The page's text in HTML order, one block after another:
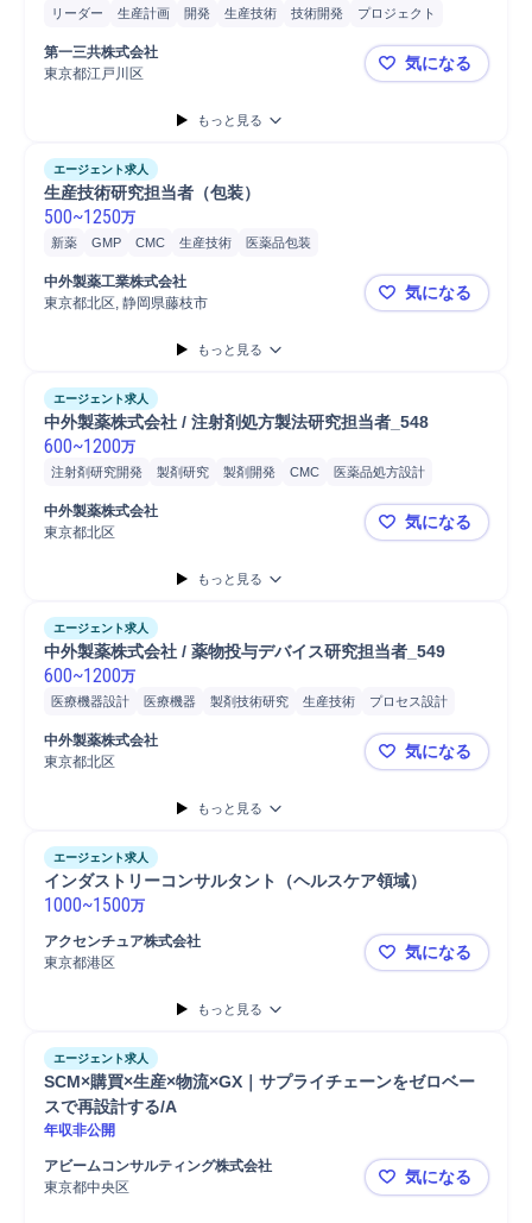
リーダー 生産計画 開発 生産技術 技術開発
プロジェクト
チームリーダー
第一三共株式会社
東京都江戸川区
第一三共
気になる
もっと見る
エージェント求人
生産技術研究担当者（包装）
500~1250万
新薬 GMP CMC 生産技術 医薬品包装
中外製薬工業株式会社
東京都北区, 静岡県藤枝市
生産技術研
気になる
もっと見る
エージェント求人
中外製薬株式会社 / 注射剤処方製法研究担当者_548
600~1200万
注射剤研究開発 製剤研究 製剤開発 CMC
医薬品処方設計
製剤スケールアップ
抗体医薬品
中外製薬株式会社
東京都北区
中外製薬株
気になる
もっと見る
エージェント求人
600~1200万
医療機器設計 医療機器 製剤技術研究 生産技術
プロセス設計
工程設計
製品開発
博士採用
中外製薬株式会社
東京都北区
中外製薬株
気になる
もっと見る
エージェント求人
インダストリーコンサルタント（ヘルスケア領域）
1000~1500万
アクセンチュア株式会社
東京都港区
インダスト
気になる
もっと見る
エージェント求人
SCM×購買×生産×物流×GX｜サプライチェーンをゼロベー
スで再設計する/A
年収非公開
アビームコンサルティング株式会社
東京都中央区
SCM×購買
気になる